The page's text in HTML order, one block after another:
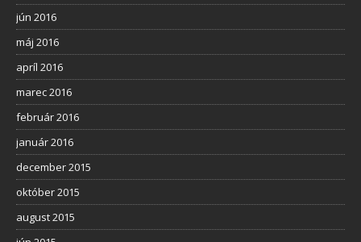
jún 2016
máj 2016
apríl 2016
marec 2016
február 2016
január 2016
december 2015
október 2015
august 2015